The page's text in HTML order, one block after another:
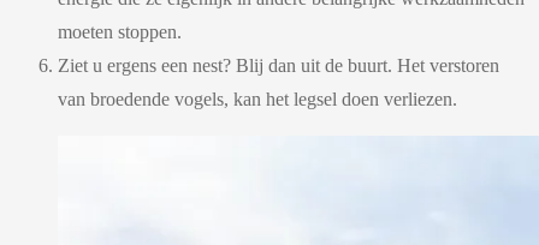
moeten stoppen.
Ziet u ergens een nest? Blij dan uit de buurt. Het verstoren
van broedende vogels, kan het legsel doen verliezen.